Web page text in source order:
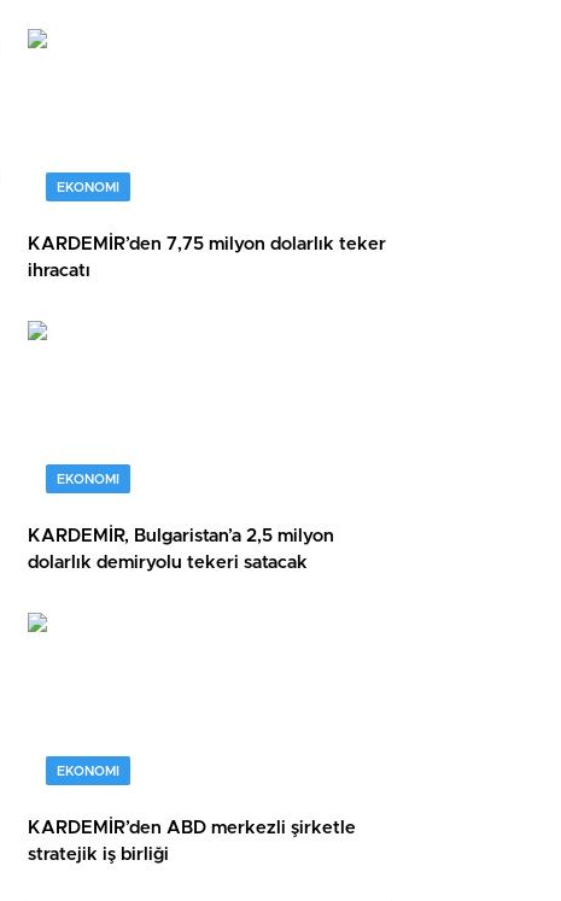
EKONOMI
KARDEMİR’den 7,75 milyon dolarlık teker
ihracatı
EKONOMI
KARDEMİR, Bulgaristan’a 2,5 milyon
dolarlık demiryolu tekeri satacak
EKONOMI
KARDEMİR’den ABD merkezli şirketle
stratejik iş birliği